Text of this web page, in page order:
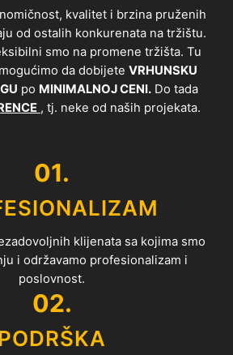
kvalitet i brzina pruženih
od ostalih konkurenata na tržištu.
smo na promene tržišta. Tu
da dobijete VRHUNSKU
po MINIMALNOJ CENI.Do tada
, tj. neke od naših projekata.
01.
klijenata sa kojima smo
i održavamo profesionalizam i
poslovnost.
02.